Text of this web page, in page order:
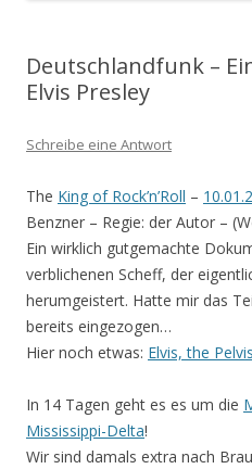
Deutschlandfunk –
Elvis Presley
Schreibe eine Antwort
The King of Rock’n’Roll –
Benzner – Regie: der Autor –
Ein wirklich gutgemachte
verblichenen Scheff, der
herumgeistert. Hatte mir das
bereits eingezogen…
Hier noch etwas: Elvis, the Pelvis
In 14 Tagen geht es es um die
Mississippi-Delta!
Wir sind damals extra nach